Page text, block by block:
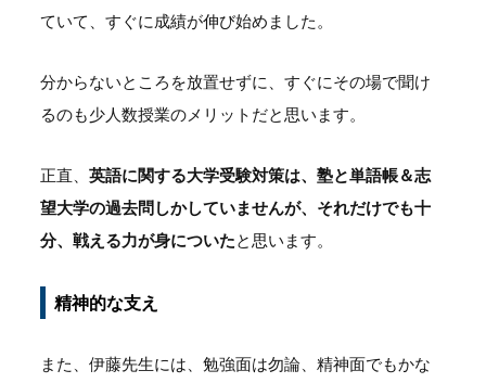
ていて、すぐに成績が伸び始めました。
分からないところを放置せずに、すぐにその場で聞け
るのも少人数授業のメリットだと思います。
正直、 英語に関する大学受験対策は、塾と単語帳＆志
望大学の過去問しかしていませんが、それだけでも十
分、戦える力が身についたと思います。
精神的な支え
また、伊藤先生には、勉強面は勿論、精神面でもかな